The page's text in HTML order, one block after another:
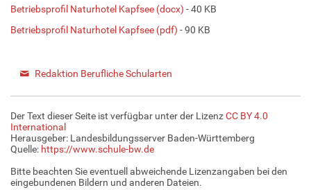
Betriebsprofil Naturhotel Kapfsee (docx) - 40 KB
Betriebsprofil Naturhotel Kapfsee (pdf) - 90 KB
Redaktion Berufliche Schularten
Der Text dieser Seite ist verfügbar unter der LizenzCC BY 4.0
International
Herausgeber: Landesbildungsserver Baden-Württemberg
Quelle: https://www.schule-bw.de
Bitte beachten Sie eventuell abweichende Lizenzangaben bei den
eingebundenen Bildern und anderen Dateien.